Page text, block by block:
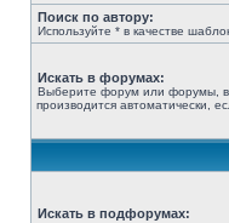
Поиск по автору:
Используйте * в качестве
Искать в форумах:
Выберите форум или форумы, в
производится автоматически,
Искать в подфорумах: